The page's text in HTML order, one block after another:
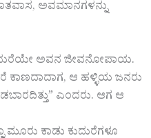
ಅವಮಾನಗಳನ್ನು
ಕುದುರೆಯೇ ಅವನ ಜೀವನೋಪಾಯ.
ಕಾಣದಾದಾಗ, ಆ ಹಳ್ಳಿಯ ಜನರು
ಎಂದರು. ಆಗ ಆ
ಕಾಡು ಕುದುರೆಗಳೂ